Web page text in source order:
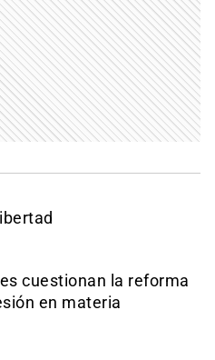
cuestionan la reforma
en materia